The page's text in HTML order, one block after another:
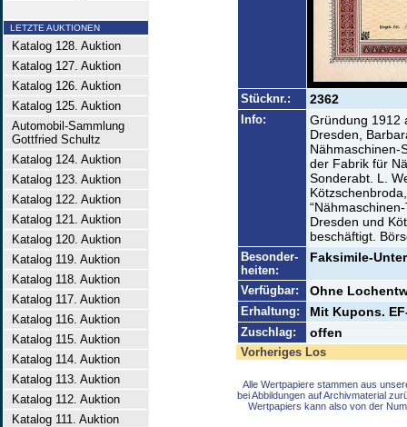
LETZTE AUKTIONEN
Katalog 128. Auktion
Katalog 127. Auktion
Katalog 126. Auktion
Katalog 125. Auktion
Automobil-Sammlung
Gottfried Schultz
Katalog 124. Auktion
Katalog 123. Auktion
Katalog 122. Auktion
Katalog 121. Auktion
Katalog 120. Auktion
Katalog 119. Auktion
Katalog 118. Auktion
Katalog 117. Auktion
Katalog 116. Auktion
Katalog 115. Auktion
Katalog 114. Auktion
Katalog 113. Auktion
Katalog 112. Auktion
Katalog 111. Auktion
Stücknr.: 2362
Info:
Gründung 1912
Dresden,
Nähmaschinen-
der Fabrik für
Sonderabt. L.
Dresden und
beschäftigt.
Besonder-
heiten:
Faksimile-
Verfügbar: Ohne
Erhaltung: Mit Kupons.
Zuschlag: offen
Vorheriges Los
Alle Wertpapiere stammen aus
bei Abbildungen auf Archivmaterial
Wertpapiers kann also von der